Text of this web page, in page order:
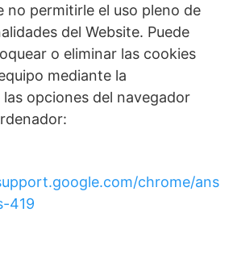
no permitirle el uso pleno de
del Website. Puede
o eliminar las cookies
mediante la
opciones del navegador
chrome/ans
419